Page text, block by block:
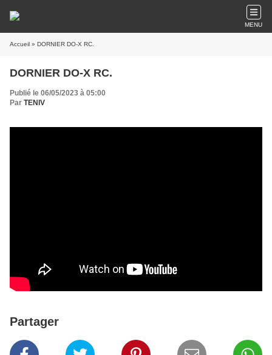
MENU
Accueil » DORNIER DO-X RC.
DORNIER DO-X RC.
Publié le 06/05/2023 à 05:00
Par TENIV
Partager